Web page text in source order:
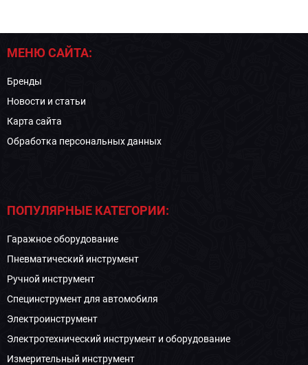
МЕНЮ САЙТА:
Бренды
Новости и статьи
Карта сайта
Обработка персональных данных
ПОПУЛЯРНЫЕ КАТЕГОРИИ:
Гаражное оборудование
Пневматический инструмент
Ручной инструмент
Специнструмент для автомобиля
Электроинструмент
Электротехнический инструмент и оборудование
Измерительный инструмент